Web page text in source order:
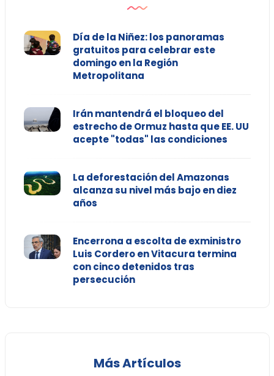
Día de la Niñez: los panoramas
gratuitos para celebrar este
domingo en la Región
Metropolitana
Irán mantendrá el bloqueo del
estrecho de Ormuz hasta que EE. UU
acepte "todas" las condiciones
La deforestación del Amazonas
alcanza su nivel más bajo en diez
años
Encerrona a escolta de exministro
Luis Cordero en Vitacura termina
con cinco detenidos tras
persecución
Más Artículos